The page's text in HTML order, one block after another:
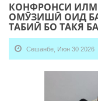
КОНФРОНСИ
ОМӮЗИШӢ ОИД
ТАБИӢ БО ТАКЯ
Сешанбе, Июн 30 2026